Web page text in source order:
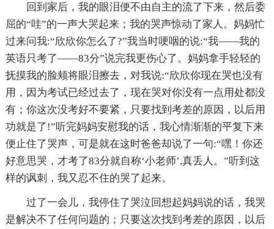
回到家后，我的眼泪便不由自主的流了下来，然后委
屈的“哇”的一声大哭起来；我的哭声惊动了家人。妈妈忙
过来问我:“欣欣你怎么了?”我当时哽咽的说:“我——我的
英语只考了——83分”说完我更伤心了。妈妈拿手轻轻的
抚摸我的脸颊将眼泪擦去，对我说:“欣欣你现在哭也没有
用，因为考试已经过去了，现在哭对你没有一点用处都没
有；你这次没考好不要紧，只要找到考差的原因，以后用
功就是了!”听完妈妈安慰我的话，我心情渐渐的平复下来
便止住了哭声，可是就在这时爸爸却说了一句:“嘿！你还
好意思哭，才考了83分就自称‘小老师’,真丢人。”听到这
样的讽刺，我又忍不住的哭了起来。
过了一会儿，我停住了哭泣回想起妈妈说的话，我哭
是解决不了任何问题的；只要这次找到考差的原因，以后